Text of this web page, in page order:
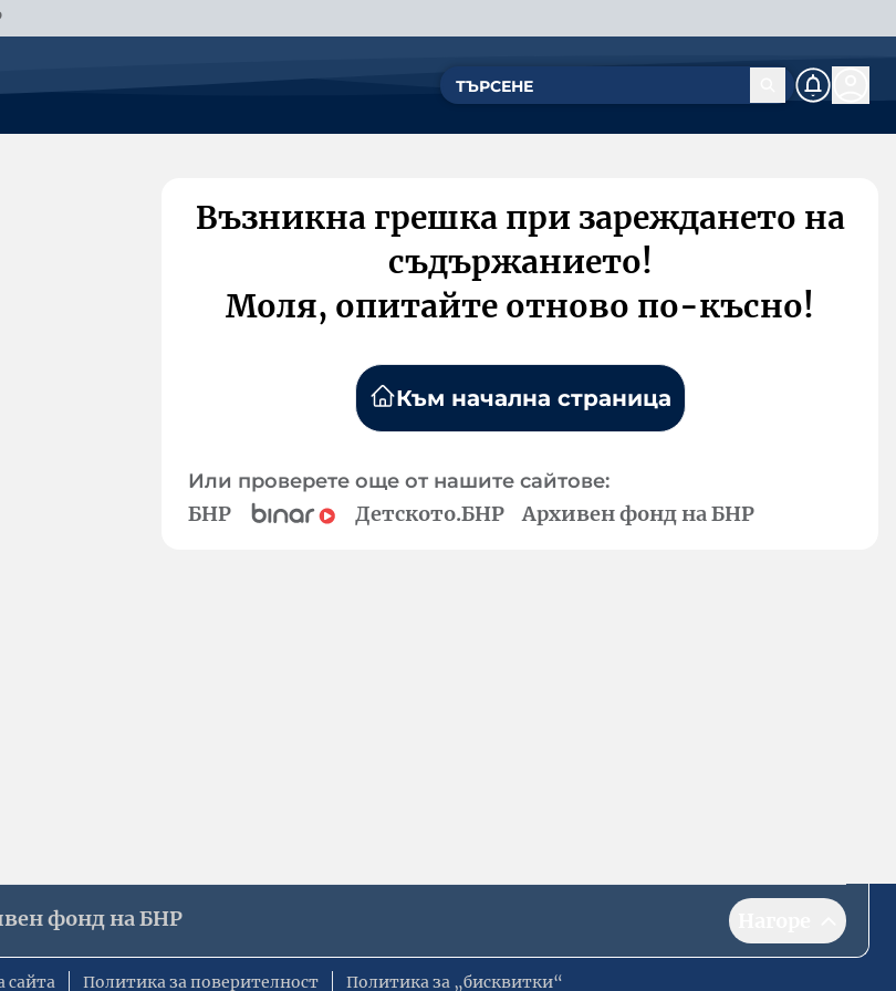
Възникна грешка при зареждането на
съдържанието!
Моля, опитайте отново по-късно!
Към начална страница
Или проверете още от нашите сайтове:
БНР Детското.БНР Архивен фонд на БНР
фонд на БНР
сайта Политика за поверителност Политика за „бисквитки“